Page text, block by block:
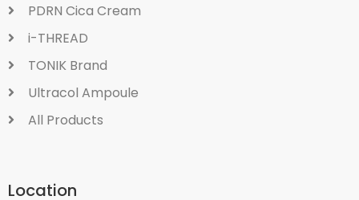
PDRN Cica Cream
i-THREAD
TONIK Brand
Ultracol Ampoule
All Products
Location